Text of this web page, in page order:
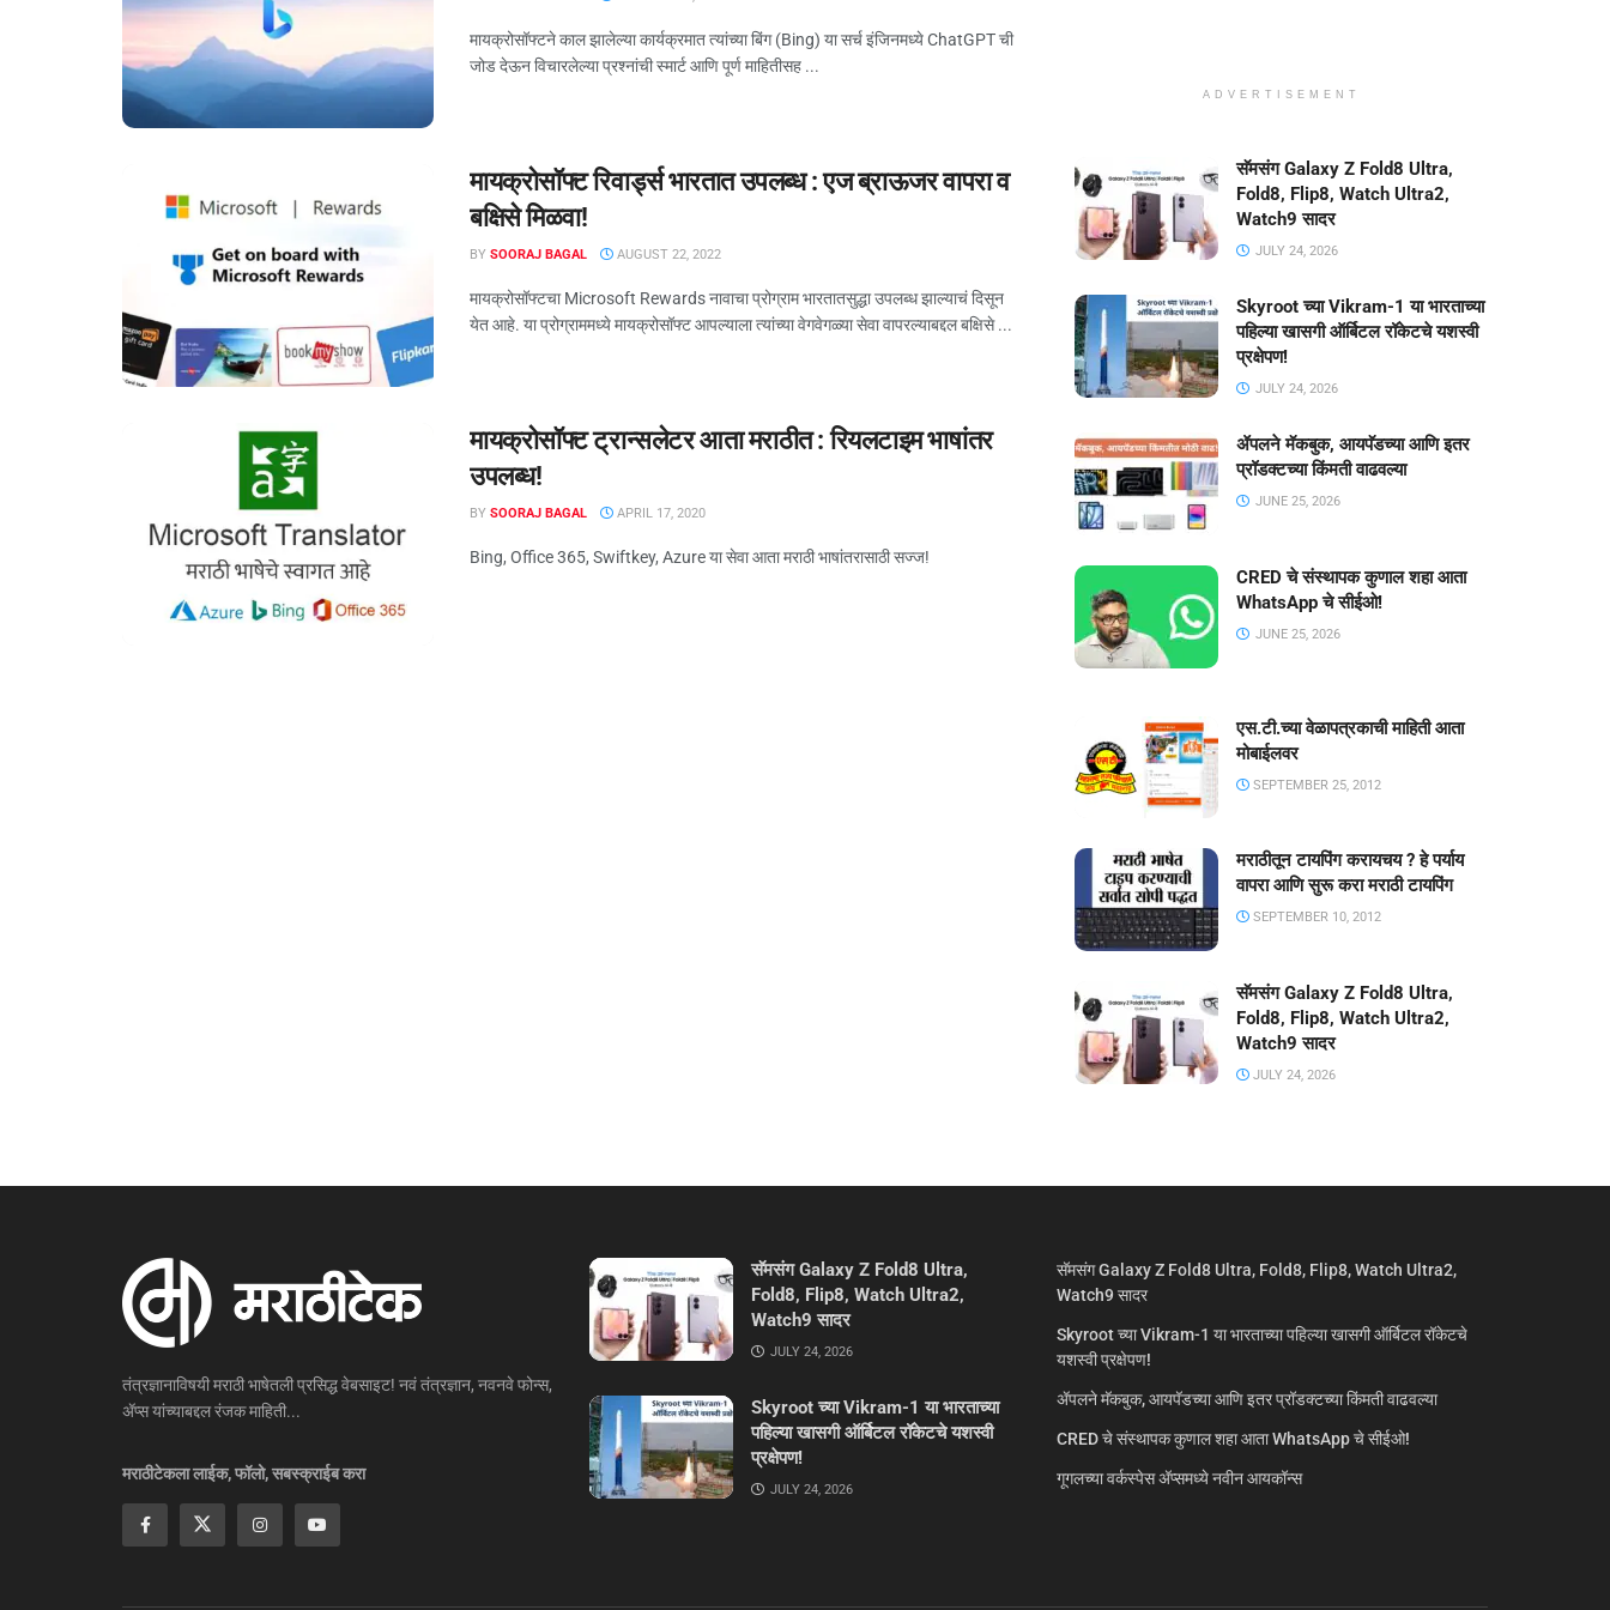
मायक्रोसॉफ्टने काल झालेल्या कार्यक्रमात त्यांच्या बिंग (Bing) या सर्च इंजिनमध्ये ChatGPT ची
जोड देऊन विचारलेल्या प्रश्नांची स्मार्ट आणि पूर्ण माहितीसह ...
मायक्रोसॉफ्ट रिवार्ड्स भारतात उपलब्ध : एज ब्राऊजर वापरा व
बक्षिसे मिळवा!
BY SOORAJ BAGAL AUGUST 22, 2022
मायक्रोसॉफ्टचा Microsoft Rewards नावाचा प्रोग्राम भारतातसुद्धा उपलब्ध झाल्याचं दिसून
येत आहे. या प्रोग्राममध्ये मायक्रोसॉफ्ट आपल्याला त्यांच्या वेगवेगळ्या सेवा वापरल्याबद्दल बक्षिसे ...
मायक्रोसॉफ्ट ट्रान्सलेटर आता मराठीत : रियलटाइम भाषांतर
उपलब्ध!
BY SOORAJ BAGAL APRIL 17, 2020
Bing, Office 365, Swiftkey, Azure या सेवा आता मराठी भाषांतरासाठी सज्ज!
ADVERTISEMENT
सॅमसंग Galaxy Z Fold8 Ultra,
Fold8, Flip8, Watch Ultra2,
Watch9 सादर
JULY 24, 2026
Skyroot च्या Vikram-1 या भारताच्या
पहिल्या खासगी ऑर्बिटल रॉकेटचे यशस्वी
प्रक्षेपण!
JULY 24, 2026
ॲपलने मॅकबुक, आयपॅडच्या आणि इतर
प्रॉडक्टच्या किंमती वाढवल्या
JUNE 25, 2026
CRED चे संस्थापक कुणाल शहा आता
WhatsApp चे सीईओ!
JUNE 25, 2026
एस.टी.च्या वेळापत्रकाची माहिती आता
मोबाईलवर
SEPTEMBER 25, 2012
मराठीतून टायपिंग करायचय ? हे पर्याय
वापरा आणि सुरू करा मराठी टायपिंग
SEPTEMBER 10, 2012
सॅमसंग Galaxy Z Fold8 Ultra,
Fold8, Flip8, Watch Ultra2,
Watch9 सादर
JULY 24, 2026
तंत्रज्ञानाविषयी मराठी भाषेतली प्रसिद्ध वेबसाइट! नवं तंत्रज्ञान, नवनवे फोन्स,
ॲप्स यांच्याबद्दल रंजक माहिती...
मराठीटेकला लाईक, फॉलो, सबस्क्राईब करा
सॅमसंग Galaxy Z Fold8 Ultra,
Fold8, Flip8, Watch Ultra2,
Watch9 सादर
JULY 24, 2026
Skyroot च्या Vikram-1 या भारताच्या
पहिल्या खासगी ऑर्बिटल रॉकेटचे यशस्वी
प्रक्षेपण!
JULY 24, 2026
सॅमसंग Galaxy Z Fold8 Ultra, Fold8, Flip8, Watch Ultra2,
Watch9 सादर
Skyroot च्या Vikram-1 या भारताच्या पहिल्या खासगी ऑर्बिटल रॉकेटचे
यशस्वी प्रक्षेपण!
ॲपलने मॅकबुक, आयपॅडच्या आणि इतर प्रॉडक्टच्या किंमती वाढवल्या
CRED चे संस्थापक कुणाल शहा आता WhatsApp चे सीईओ!
गूगलच्या वर्कस्पेस अ‍ॅप्समध्ये नवीन आयकॉन्स